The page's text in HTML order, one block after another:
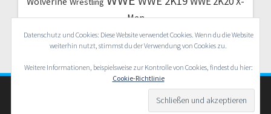
Men
© 2026 Nerd Herd Radio. WordPress mit dem Theme
Datenschutz und Cookies: Diese Website verwendet Cookies. Wenn du die Website
weiterhin nutzt, stimmst du der Verwendung von Cookies zu.
Weitere Informationen, beispielsweise zur Kontrolle von Cookies, findest du hier:
Cookie-Richtlinie